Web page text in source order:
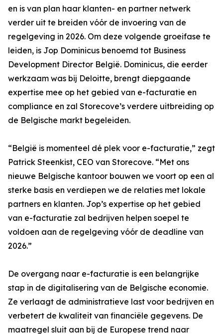
en is van plan haar klanten- en partner netwerk
verder uit te breiden vóór de invoering van de
regelgeving in 2026. Om deze volgende groeifase te
leiden, is Jop Dominicus benoemd tot Business
Development Director België. Dominicus, die eerder
werkzaam was bij Deloitte, brengt diepgaande
expertise mee op het gebied van e-facturatie en
compliance en zal Storecove’s verdere uitbreiding op
de Belgische markt begeleiden.
“België is momenteel dé plek voor e-facturatie,” zegt
Patrick Steenkist, CEO van Storecove. “Met ons
nieuwe Belgische kantoor bouwen we voort op een al
sterke basis en verdiepen we de relaties met lokale
partners en klanten. Jop’s expertise op het gebied
van e-facturatie zal bedrijven helpen soepel te
voldoen aan de regelgeving vóór de deadline van
2026.”
De overgang naar e-facturatie is een belangrijke
stap in de digitalisering van de Belgische economie.
Ze verlaagt de administratieve last voor bedrijven en
verbetert de kwaliteit van financiële gegevens. De
maatregel sluit aan bij de Europese trend naar